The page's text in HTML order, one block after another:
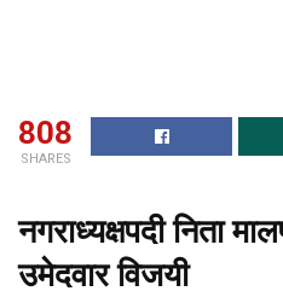
808
SHARES
नगराध्यक्षपदी निता
उमेदवार विजयी